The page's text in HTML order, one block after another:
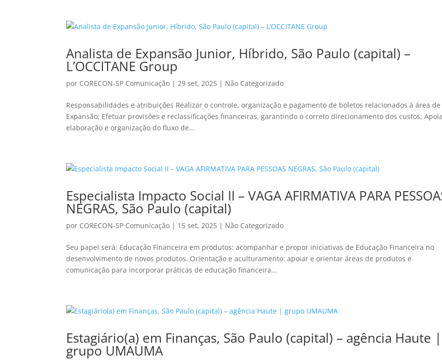
Analista de Expansão Junior, Híbrido, São Paulo (capital) –
L’OCCITANE Group
por CORECON-SP Comunicação |29 set, 2025 | Não Categorizado
Responsabilidades e atribuições Realizar o controle, organização e pagamento de boletos relacionados à área de
Expansão; Efetuar provisões e reclassificações financeiras, garantindo o correto direcionamento dos custos;
elaboração e organização do fluxo de...
Especialista Impacto Social II – VAGA AFIRMATIVA PARA
NEGRAS, São Paulo (capital)
por CORECON-SP Comunicação | 15 set, 2025 | Não Categorizado
Seu papel será: Educação Financeira em produtos: acompanhar e propor iniciativas de Educação Financeira no
desenvolvimento de novos produtos. Orientação e aculturamento: apoiar e orientar áreas de produtos e
comunicação para incorporar práticas de educação financeira...
Estagiário(a) em Finanças, São Paulo (capital) – agência Haute |
grupo UMAUMA